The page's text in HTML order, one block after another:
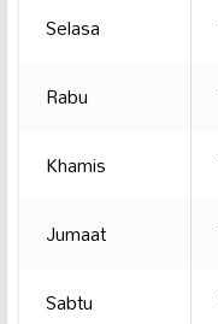
Selasa
Rabu
Khamis
Jumaat
Sabtu